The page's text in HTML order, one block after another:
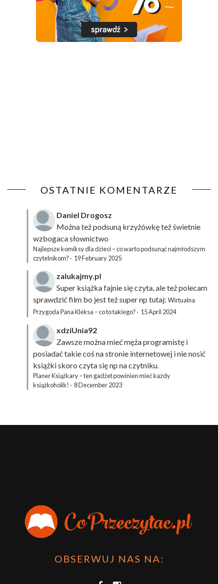
OSTATNIE KOMENTARZE
Daniel Drogosz
Można też podsuną krzyżówkęteż świetnie
wzbogaca słownictwo
Najlepsze komiksy dla dzieci – co warto podsunąć najmłodszym
czytelnikom? · 19 February 2025
zalukajmy.pl
Super książka fajnie się czyta, ale też polecam
sprawdzić film bo jest też super np tutaj: Wirtualna
Przygoda Pana Kleksa – co to takiego? · 15 April 2024
xdziUnia92
Zawsze można mieć męża programistę i
posiadać takie coś na stronie internetowej i nie nosić
książki skoro czyta się np na czytniku.
Planer Książkary – ten gadżet powinien mieć każdy
książkoholik! · 8 December 2023
OBSERWUJ NAS NA: